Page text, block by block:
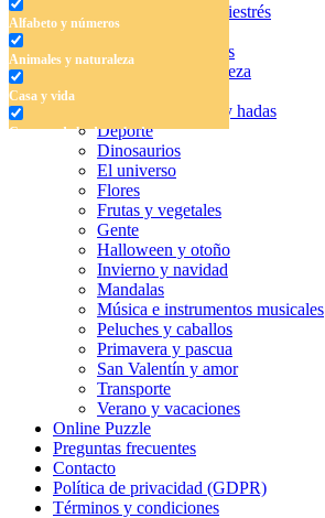
Alfabeto y números
Animales y naturaleza
Casa y vida
Cuentos de hadas y hadas
Frutas y vegetales
Halloween y otoño
Invierno y navidad
Mandalas
Música e instrumentos musicales
Dibujos para colorear antiestrés
Libros para colorear
Alfabeto y números
Animales y naturaleza
Cuentos de hadas y hadas
Deporte
Dinosaurios
El universo
Flores
Frutas y vegetales
Gente
Halloween y otoño
Invierno y navidad
Mandalas
Música e instrumentos musicales
Peluches y caballos
Primavera y pascua
San Valentín y amor
Transporte
Verano y vacaciones
Online Puzzle
Preguntas frecuentes
Contacto
Política de privacidad (GDPR)
Términos y condiciones